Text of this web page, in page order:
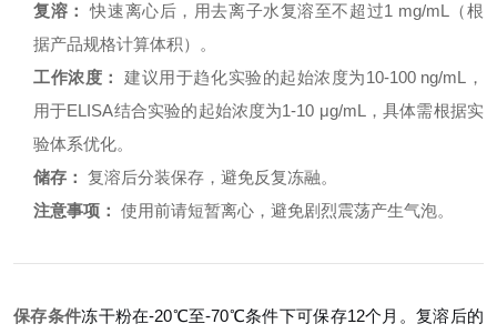
复溶： 快速离心后，用去离子水复溶至不超过1 mg/mL（根
据产品规格计算体积）。
工作浓度：
建议用于趋化实验的起始浓度为10-100 ng/mL，
用于ELISA结合实验的起始浓度为1-10 μg/mL，具体需根据实
验体系优化。
储存： 复溶后分装保存，避免反复冻融。
注意事项： 使用前请短暂离心，避免剧烈震荡产生气泡。
保存条件冻干粉在-20℃至-70℃条件下可保存12个月。复溶后的